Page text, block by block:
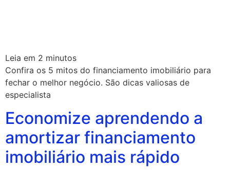
Leia em 2 minutos
Confira os 5 mitos do financiamento imobiliário para
fechar o melhor negócio. São dicas valiosas de
especialista
Economize aprendendo a
amortizar financiamento
imobiliário mais rápido